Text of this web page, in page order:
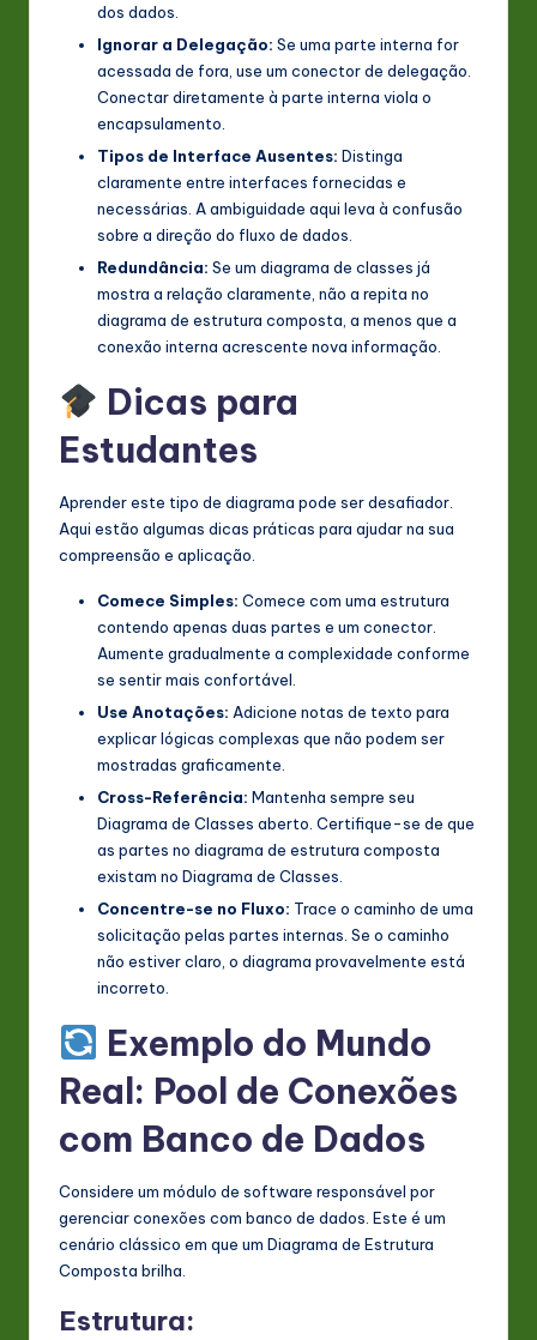
dos dados.
Ignorar a Delegação: Se uma parte interna for
acessada de fora, use um conector de delegação.
Conectar diretamente à parte interna viola o
encapsulamento.
Tipos de Interface Ausentes: Distinga
claramente entre interfaces fornecidas e
necessárias. A ambiguidade aqui leva à confusão
sobre a direção do fluxo de dados.
Redundância: Se um diagrama de classes já
mostra a relação claramente, não a repita no
diagrama de estrutura composta, a menos que a
conexão interna acrescente nova informação.
Dicas para
Estudantes
Aprender este tipo de diagrama pode ser desafiador.
Aqui estão algumas dicas práticas para ajudar na sua
compreensão e aplicação.
Comece Simples: Comece com uma estrutura
contendo apenas duas partes e um conector.
Aumente gradualmente a complexidade conforme
se sentir mais confortável.
Use Anotações: Adicione notas de texto para
explicar lógicas complexas que não podem ser
mostradas graficamente.
Cross-Referência: Mantenha sempre seu
Diagrama de Classes aberto. Certifique-se de que
as partes no diagrama de estrutura composta
existam no Diagrama de Classes.
Concentre-se no Fluxo: Trace o caminho de uma
solicitação pelas partes internas. Se o caminho
não estiver claro, o diagrama provavelmente está
incorreto.
Exemplo do Mundo
Real: Pool de Conexões
com Banco de Dados
Considere um módulo de software responsável por
gerenciar conexões com banco de dados. Este é um
cenário clássico em que um Diagrama de Estrutura
Composta brilha.
Estrutura: